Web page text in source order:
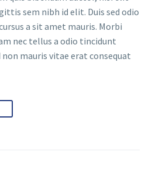
sem nibh id elit. Duis sed odio
a sit amet mauris. Morbi
nec tellus a odio tincidunt
non mauris vitae erat consequat